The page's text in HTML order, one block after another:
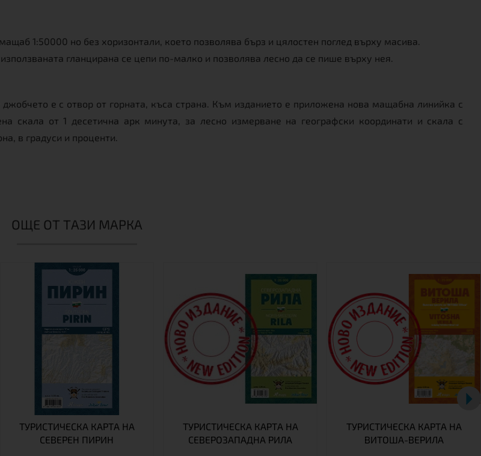
1:50000 но без хоризонтали, което позволява бърз и цялостен поглед върху масива.
гланцирана се цепи по-малко и позволява лесно да се пише върху нея.
е с отвор от горната, къса страна. Към изданието е приложена нова мащабна линийка с
скала от 1 десетична арк минута, за лесно измерване на географски координати и скала с
в градуси и проценти.
ОЩЕ ОТ ТАЗИ МАРКА
ТУРИСТИЧЕСКА КАРТА НА
СЕВЕРЕН ПИРИН
ТУРИСТИЧЕСКА КАРТА НА
СЕВЕРOЗАПАДНА РИЛА
ТУРИСТИЧЕСКА КАРТА НА
ВИТОША-ВЕРИЛА